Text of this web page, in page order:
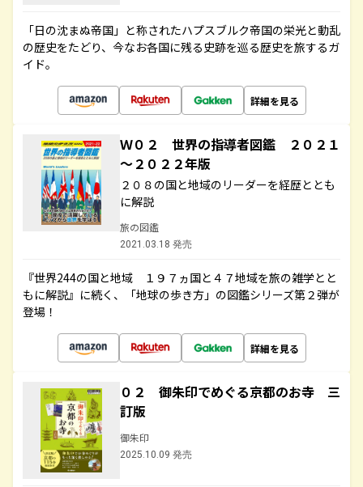
「日の沈まぬ帝国」と称されたハプスブルク帝国の栄光と動乱
の歴史をたどり、今なお各国に残る史跡を巡る歴史を旅するガ
イド。
詳細を見る
Ｗ０２ 世界の指導者図鑑 ２０２１
～２０２２年版
２０８の国と地域のリーダーを経歴ととも
に解説
旅の図鑑
2021.03.18 発売
『世界244の国と地域 １９７ヵ国と４７地域を旅の雑学とと
もに解説』に続く、「地球の歩き方」の図鑑シリーズ第２弾が
登場！
詳細を見る
０２ 御朱印でめぐる京都のお寺 三
訂版
御朱印
2025.10.09 発売